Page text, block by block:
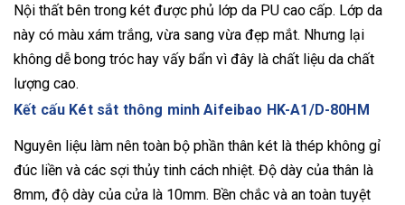
Nội thất bên trong két được phủ lớp da PU cao cấp. Lớp da
này có màu xám trắng, vừa sang vừa đẹp mắt. Nhưng lại
không dễ bong tróc hay vấy bẩn vì đây là chất liệu da chất
lượng cao.
Kết cấu Két sắt thông minh Aifeibao HK-A1/D-80HM
Nguyên liệu làm nên toàn bộ phần thân két là thép không gỉ
đúc liền và các sợi thủy tinh cách nhiệt. Độ dày của thân là
8mm, độ dày của cửa là 10mm. Bền chắc và an toàn tuyệt